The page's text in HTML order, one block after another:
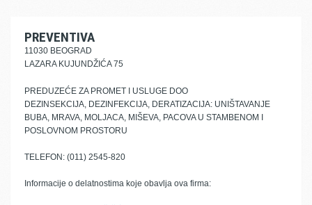
PREVENTIVA
11030 BEOGRAD
LAZARA KUJUNDŽIĆA 75
PREDUZEĆE ZA PROMET I USLUGE DOO
DEZINSEKCIJA, DEZINFEKCIJA, DERATIZACIJA: UNIŠTAVANJE
BUBA, MRAVA, MOLJACA, MIŠEVA, PACOVA U STAMBENOM I
POSLOVNOM PROSTORU
TELEFON: (011) 2545-820
Informacije o delatnostima koje obavlja ova firma: